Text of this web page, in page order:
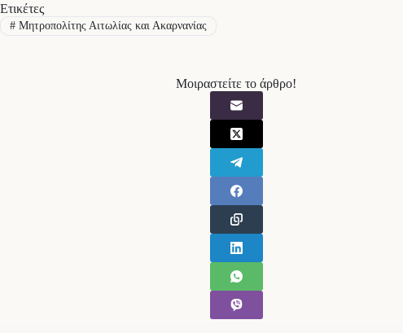
Ετικέτες
#Μητροπολίτης Αιτωλίας και Ακαρνανίας
Μοιραστείτε το άρθρο!